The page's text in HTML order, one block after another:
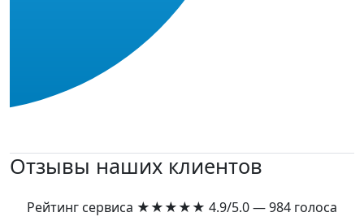
Отзывы наших клиентов
Рейтинг сервиса ★★★★★ 4.9/5.0 — 984 голоса